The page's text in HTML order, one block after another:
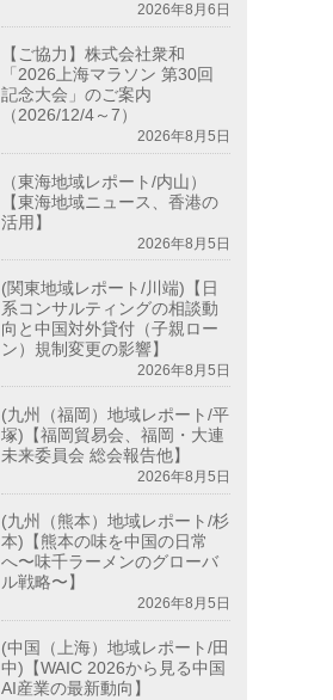
2026年8月6日
【ご協力】株式会社衆和
「2026上海マラソン 第30回
記念大会」のご案内
（2026/12/4～7）
2026年8月5日
（東海地域レポート/内山）
【東海地域ニュース、香港の
活用】
2026年8月5日
(関東地域レポート/川端)【日
系コンサルティングの相談動
向と中国対外貸付（子親ロー
ン）規制変更の影響】
2026年8月5日
(九州（福岡）地域レポート/平
塚)【福岡貿易会、福岡・大連
未来委員会 総会報告他】
2026年8月5日
(九州（熊本）地域レポート/杉
本)【熊本の味を中国の日常
へ〜味千ラーメンのグローバ
ル戦略〜】
2026年8月5日
(中国（上海）地域レポート/田
中)【WAIC 2026から見る中国
AI産業の最新動向】